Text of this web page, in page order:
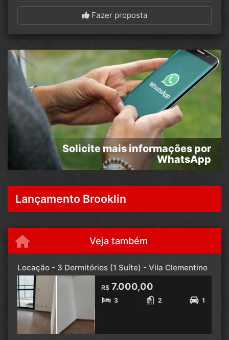
Fazer proposta
Solicite mais informações por
WhatsApp
Lançamento Brooklin
Veja também
Locação - 3 Dormitórios (1 Suíte) - Vila Clementino
R$ 7.000,00
3 2 1